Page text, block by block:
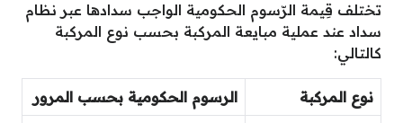
تختلف قِيمة الرّسوم الحكومية الواجب سدادها عبر نظام
سداد عند عملية مبايعة المركبة بحسب نوع المركبة
كالتالي:
نوع المركبة الرسوم الحكومية بحسب المرور